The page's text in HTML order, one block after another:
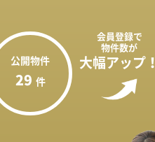
会員登録で
物件数が
大幅アップ！
公開物件
29 件